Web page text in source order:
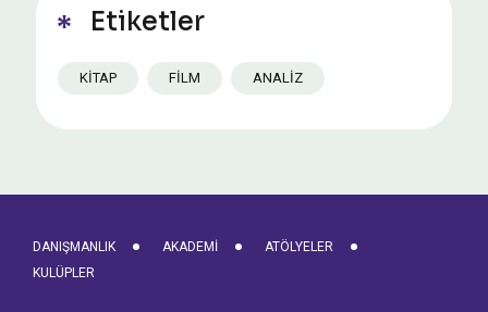
Etiketler
KITAP FILM ANALIZ
DANIŞMANLIK AKADEMI
ATÖLYELER
KULÜPLER